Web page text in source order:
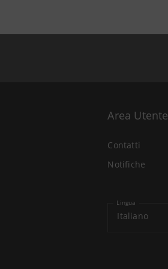
Area Utente
Contatti
Notifiche
Lingua
Italiano